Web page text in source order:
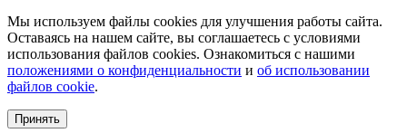
Мы используем файлы cookies для улучшения работы сайта.
Оставаясь на нашем сайте, вы соглашаетесь с условиями
использования файлов cookies. Ознакомиться с нашими
положениями о конфиденциальности и об использовании
файлов cookie.
Принять